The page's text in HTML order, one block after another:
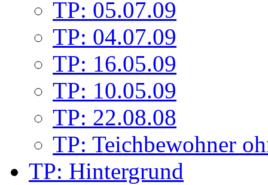
TP: 05.07.09
TP: 04.07.09
TP: 16.05.09
TP: 10.05.09
TP: 22.08.08
TP: Teichbewohner
TP: Hintergrund